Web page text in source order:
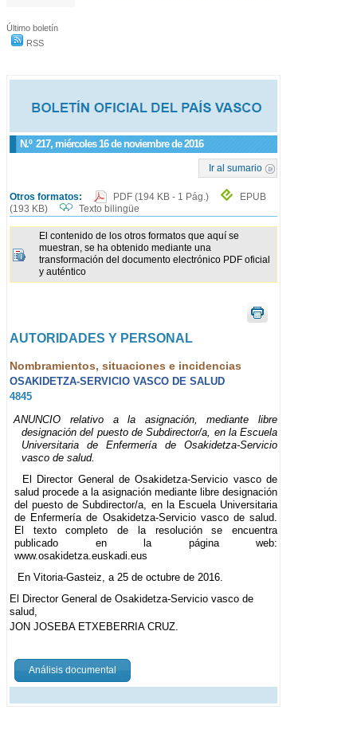
Último boletín
RSS
N.º 217, miércoles 16 de noviembre de 2016
Ir al sumario
Otros formatos: PDF (194 KB - 1 Pág.)
EPUB
(193 KB)
Texto bilingüe
El contenido de los otros formatos que aquí se
muestran, se ha obtenido mediante una
transformación del documento electrónico PDF oficial
y auténtico
AUTORIDADES Y PERSONAL
Nombramientos, situaciones e incidencias
OSAKIDETZA-SERVICIO VASCO DE SALUD
4845
ANUNCIO relativo a la asignación, mediante libre
designación del puesto de Subdirector/a, en la Escuela
Universitaria de Enfermería de Osakidetza-Servicio
vasco de salud.
El Director General de Osakidetza-Servicio vasco de
salud procede a la asignación mediante libre designación
del puesto de Subdirector/a, en la Escuela Universitaria
de Enfermería de Osakidetza-Servicio vasco de salud.
El texto completo de la resolución se encuentra
publicado en la página web:
www.osakidetza.euskadi.eus
En Vitoria-Gasteiz, a 25 de octubre de 2016.
El Director General de Osakidetza-Servicio vasco de
salud,
JON JOSEBA ETXEBERRIA CRUZ.
Análisis documental